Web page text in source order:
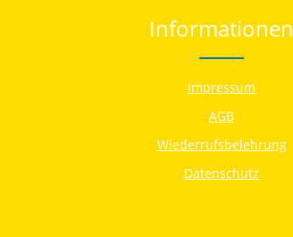
Informationen
Impressum
AGB
Wiederrufsbelehrung
Datenschutz